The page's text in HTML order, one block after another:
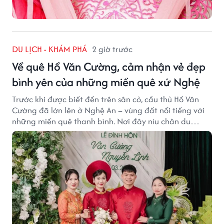
DU LỊCH - KHÁM PHÁ 2 giờ trước
Về quê Hồ Văn Cường, cảm nhận vẻ đẹp
bình yên của những miền quê xứ Nghệ
Trước khi được biết đến trên sân cỏ, cầu thủ Hồ Văn
Cường đã lớn lên ở Nghệ An – vùng đất nổi tiếng với
những miền quê thanh bình. Nơi đây níu chân du
khách bằng cánh đồng xanh, làng quê yên ả và nhịp
sống chậm đầy bình yên.